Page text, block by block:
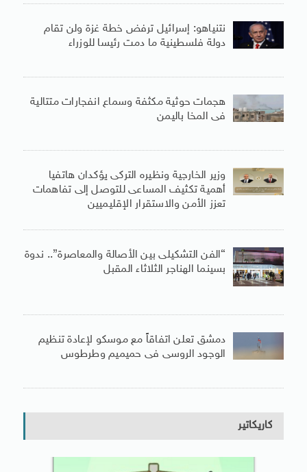
نتنياهو: إسرائيل ترفض خطة غزة ولن تقام
دولة فلسطينية ما دمت رئيسا للوزراء
هجمات حوثية مكثفة وسماع انفجارات متتالية
فى المخا باليمن
وزير الخارجية ونظيره التركى يؤكدان هاتفيا
أهمية تكثيف المساعى للتوصل إلى تفاهمات
تعزز الأمن والاستقرار الإقليميين
“الفن التشكيلى بين الأصالة والمعاصرة”.. ندوة
بسينما الهناجر الثلاثاء المقبل
دمشق تعلن اتفاقاً مع موسكو لإعادة تنظيم
الوجود الروسى فى حميميم وطرطوس
كاريكاتير